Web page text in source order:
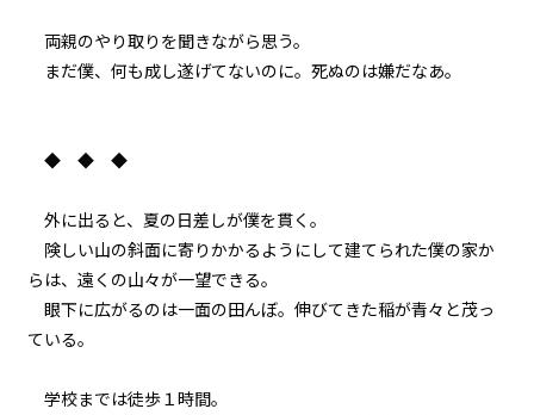
022
024
異聞：小さなお友達の処遇
両親のやり取りを聞きながら思う。
まだ僕、何も成し遂げてないのに。死ぬのは嫌だなあ。
◆ ◆ ◆
外に出ると、夏の日差しが僕を貫く。
険しい山の斜面に寄りかかるようにして建てられた僕の家か
らは、遠くの山々が一望できる。
眼下に広がるのは一面の田んぼ。伸びてきた稲が青々と茂っ
ている。
学校までは徒歩１時間。